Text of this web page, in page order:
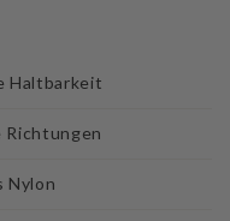
Haltbarkeit
Richtungen
Nylon